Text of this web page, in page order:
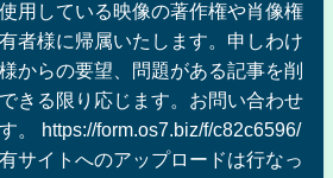
用している映像の著作権や肖像権
者様に帰属いたします。申しわけ
からの要望、問題がある記事を削
きる限り応じます。お問い合わせ
。 https://form.os7.biz/f/c82c6596/
サイトへのアップロードは行なっ